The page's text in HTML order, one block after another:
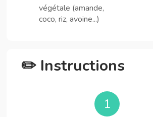
végétale (amande,
coco, riz, avoine...)
✏️ Instructions
1